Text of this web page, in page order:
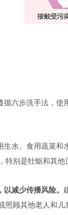
循六步洗手法，使
生水。食用蔬菜和
别是牡蛎和其
减少传播风险。
照顾其他老人和